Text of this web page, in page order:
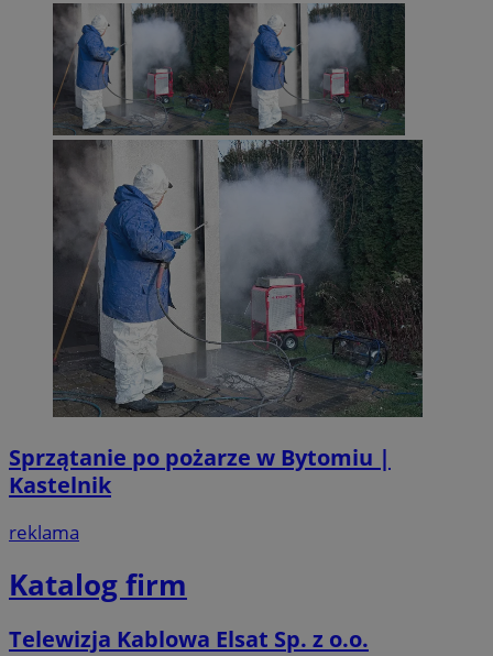
Sprzątanie po pożarze w Bytomiu |
Kastelnik
reklama
Katalog firm
Telewizja Kablowa Elsat Sp. z o.o.